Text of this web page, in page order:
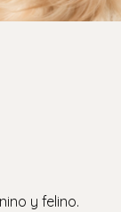
y felino.